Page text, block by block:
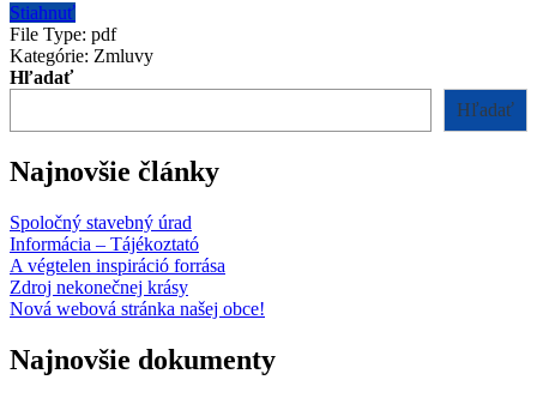
Stiahnuť
File Type: pdf
Kategórie: Zmluvy
Hľadať
Hľadať
Najnovšie články
Spoločný stavebný úrad
Informácia – Tájékoztató
A végtelen inspiráció forrása
Zdroj nekonečnej krásy
Nová webová stránka našej obce!
Najnovšie dokumenty